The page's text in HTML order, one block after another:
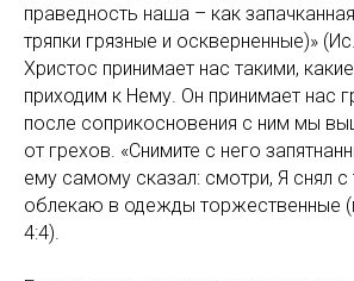
праведность наша – как
тряпки грязные и оскверненные)»
Христос принимает нас такими,
приходим к Нему. Он принимает нас
после соприкосновения с ним мы
от грехов. «Снимите с него
ему самому сказал: смотри, Я снял с
облекаю в одежды торжественные
4:4).